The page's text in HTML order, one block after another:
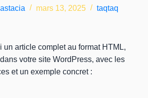
mars 13, 2025 taqtaq
un article complet au format HTML,
votre site WordPress, avec les
et un exemple concret :